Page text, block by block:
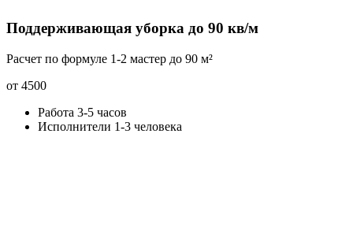
Поддерживающая уборка до 90 кв/м
Расчет по формуле 1-2 мастер до 90 м²
от 4500
Работа 3-5 часов
Исполнители 1-3 человека